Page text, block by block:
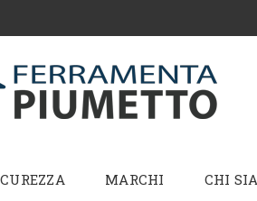
MARCHI CHI